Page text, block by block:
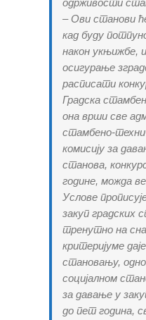
одрживости
– Ови станови
кад буду
након укњижбе,
осигурање
расписати
Градска
она врши све
стамбено-
комисију за
станова,
године, можда
Услове
закуп градских
тренутно на
критеријуме
становању,
социјалном
за давање у
до пет година,